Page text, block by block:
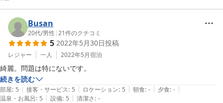
Busan
20代/男性 |21件のクチコミ
5 2022年5月30日投稿
レジャー 一人 2022年5月宿泊
綺麗。問題は特にないです。
続きを読む
部屋: 5 | 接客・サービス: 5 | ロケーション: 5 | 朝食: - | 夕食: - |
温泉・お風呂: 5 | 設備: 5 | 清潔さ: -